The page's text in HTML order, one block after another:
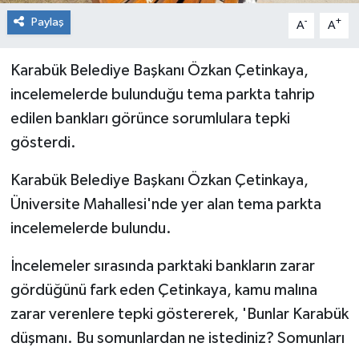
Paylaş A- A+
Karabük Belediye Başkanı Özkan Çetinkaya,
incelemelerde bulunduğu tema parkta tahrip
edilen bankları görünce sorumlulara tepki
gösterdi.
Karabük Belediye Başkanı Özkan Çetinkaya,
Üniversite Mahallesi'nde yer alan tema parkta
incelemelerde bulundu.
İncelemeler sırasında parktaki bankların zarar
gördüğünü fark eden Çetinkaya, kamu malına
zarar verenlere tepki göstererek, 'Bunlar Karabük
düşmanı. Bu somunlardan ne istediniz? Somunları